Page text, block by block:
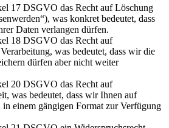
17 DSGVO das Recht auf Löschung
was konkret bedeutet, dass
Daten verlangen dürfen.
18 DSGVO das Recht auf
was bedeutet, dass wir die
dürfen aber nicht weiter
20 DSGVO das Recht auf
was bedeutet, dass wir Ihnen auf
einem gängigen Format zur Verfügung